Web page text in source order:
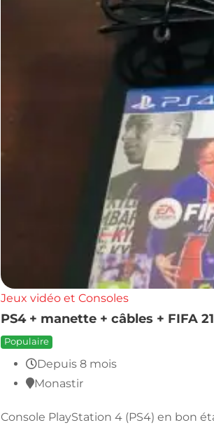
Jeux vidéo et Consoles
PS4 + manette + câbles + FIFA
Populaire
Depuis 8 mois
Monastir
Console PlayStation 4 (PS4) en bon